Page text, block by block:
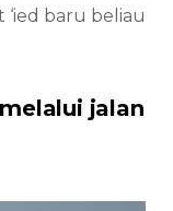
baru beliau
jalan